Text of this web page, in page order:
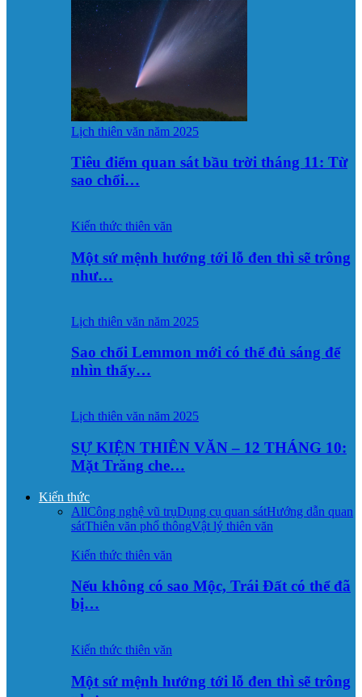
Lịch thiên văn năm 2025
Tiêu điểm quan sát bầu trời tháng 11: Từ
sao chổi…
Kiến thức thiên văn
Một sứ mệnh hướng tới lỗ đen thì sẽ trông
như…
Lịch thiên văn năm 2025
Sao chổi Lemmon mới có thể đủ sáng để
nhìn thấy…
Lịch thiên văn năm 2025
SỰ KIỆN THIÊN VĂN – 12 THÁNG 10:
Mặt Trăng che…
Kiến thức
AllCông nghệ vũ trụDụng cụ quan sátHướng dẫn quan
sátThiên văn phổ thôngVật lý thiên văn
Kiến thức thiên văn
Nếu không có sao Mộc, Trái Đất có thể đã
bị…
Kiến thức thiên văn
Một sứ mệnh hướng tới lỗ đen thì sẽ trông